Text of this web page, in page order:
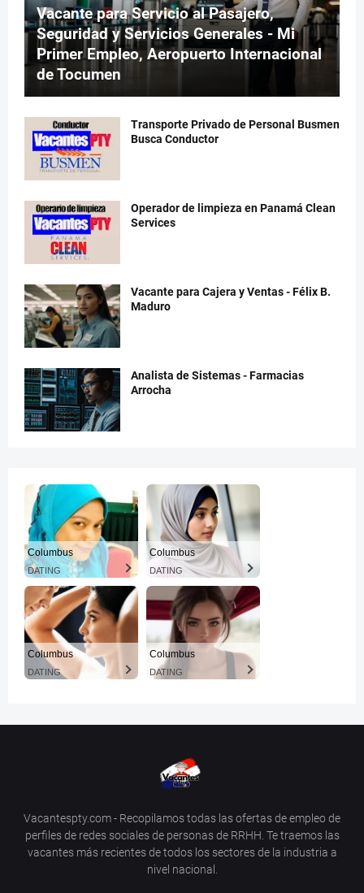
Vacante para Servicio al Pasajero,
Seguridad y Servicios Generales - Mi
Primer Empleo, Aeropuerto Internacional
de Tocumen
Transporte Privado de Personal Busmen
Busca Conductor
Operador de limpieza en Panamá Clean
Services
Vacante para Cajera y Ventas - Félix B.
Maduro
Analista de Sistemas - Farmacias
Arrocha
Columbus
DATING
Columbus
DATING
Columbus
DATING
Columbus
DATING
Vacantespty.com - Recopilamos todas las ofertas de empleo de
perfiles de redes sociales de personas de RRHH. Te traemos las
vacantes más recientes de todos los sectores de la industria a
nivel nacional.